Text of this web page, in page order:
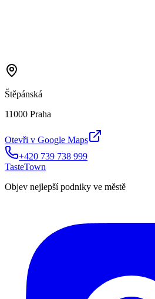
Štěpánská
11000 Praha
Otevři v Google Maps
+420 739 738 999
TasteTown
Objev nejlepší podniky ve městě